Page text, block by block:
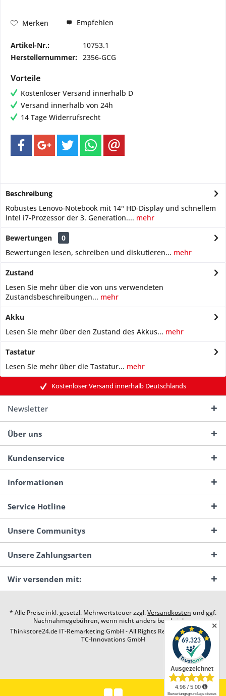
Merken Empfehlen
Artikel-Nr.:
10753.1
Herstellernummer: 2356-GCG
Vorteile
Kostenloser Versand innerhalb D
Versand innerhalb von 24h
14 Tage Widerrufsrecht
Beschreibung
Robustes Lenovo-Notebook mit 14" HD-Display und schnellem
Intel i7-Prozessor der 3. Generation.... mehr
Bewertungen
0
Bewertungen lesen, schreiben und diskutieren... mehr
Zustand
Lesen Sie mehr über die von uns verwendeten
Zustandsbeschreibungen... mehr
Akku
Lesen Sie mehr über den Zustand des Akkus... mehr
Tastatur
Lesen Sie mehr über die Tastatur... mehr
Kostenloser Versand innerhalb Deutschlands
Newsletter
Über uns
Kundenservice
Informationen
Service Hotline
Unsere Communitys
Unsere Zahlungsarten
Wir versenden mit:
* Alle Preise inkl. gesetzl. Mehrwertsteuer zzgl.Versandkosten und ggf.
Nachnahmegebühren, wenn nicht anders beschrieben
Thinkstore24.de IT-Remarketing GmbH - All Rights Reserved. Design by
TC-Innovations GmbH
✕